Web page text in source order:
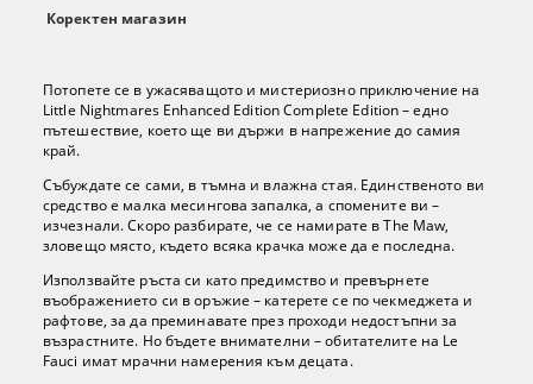
Коректен магазин
Потопете се в ужасяващото и мистериозно приключение на
Little Nightmares Enhanced Edition Complete Edition – едно
пътешествие, което ще ви държи в напрежение до самия
край.
Събуждате се сами, в тъмна и влажна стая. Единственото ви
средство е малка месингова запалка, а спомените ви –
изчезнали. Скоро разбирате, че се намирате в The Maw,
зловещо място, където всяка крачка може да е последна.
Използвайте ръста си като предимство и превърнете
въображението си в оръжие – катерете се по чекмеджета и
рафтове, за да преминавате през проходи недостъпни за
възрастните. Но бъдете внимателни – обитателите на Le
Fauci имат мрачни намерения към децата.